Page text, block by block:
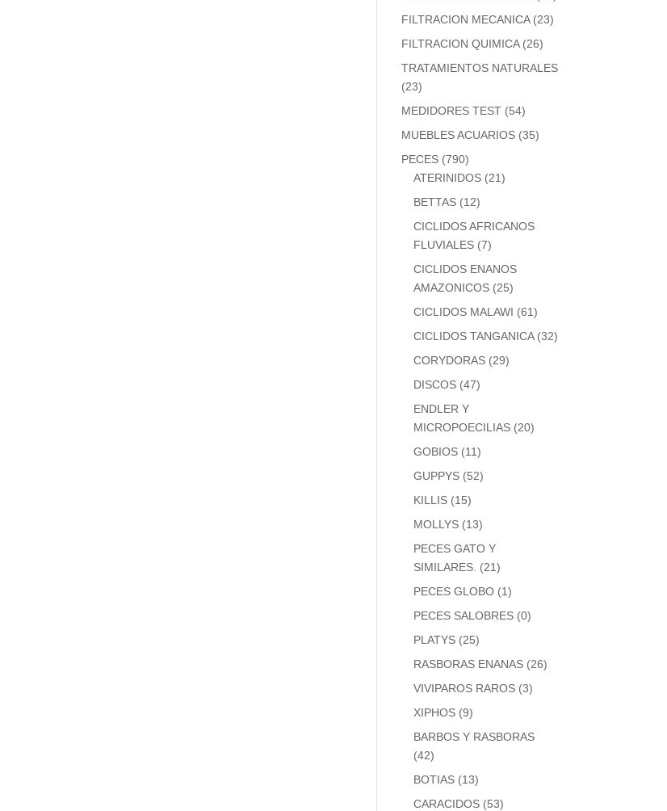
FILTRACION MECANICA (23)
FILTRACION QUIMICA (26)
TRATAMIENTOS NATURALES
(23)
MEDIDORES TEST (54)
MUEBLES ACUARIOS (35)
PECES (790)
ATERINIDOS (21)
BETTAS (12)
CICLIDOS AFRICANOS
FLUVIALES (7)
CICLIDOS ENANOS
AMAZONICOS (25)
CICLIDOS MALAWI (61)
CICLIDOS TANGANICA (32)
CORYDORAS (29)
DISCOS (47)
ENDLER Y
MICROPOECILIAS (20)
GOBIOS (11)
GUPPYS (52)
KILLIS (15)
MOLLYS (13)
PECES GATO Y
SIMILARES. (21)
PECES GLOBO (1)
PECES SALOBRES (0)
PLATYS (25)
RASBORAS ENANAS (26)
VIVIPAROS RAROS (3)
XIPHOS (9)
BARBOS Y RASBORAS
(42)
BOTIAS (13)
CARACIDOS (53)